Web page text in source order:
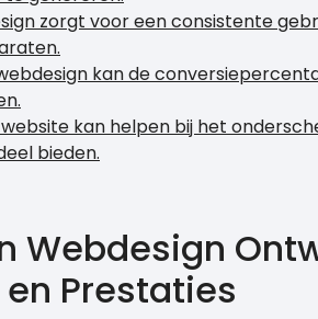
zorgt voor een consistente
kan de
kan helpen bij het
bieden.
Webdesign
Prestaties